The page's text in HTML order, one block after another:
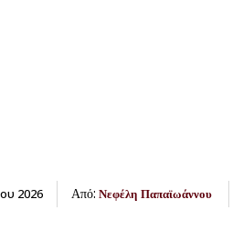
2026 Από: Νεφέλη Παπαϊωάννου